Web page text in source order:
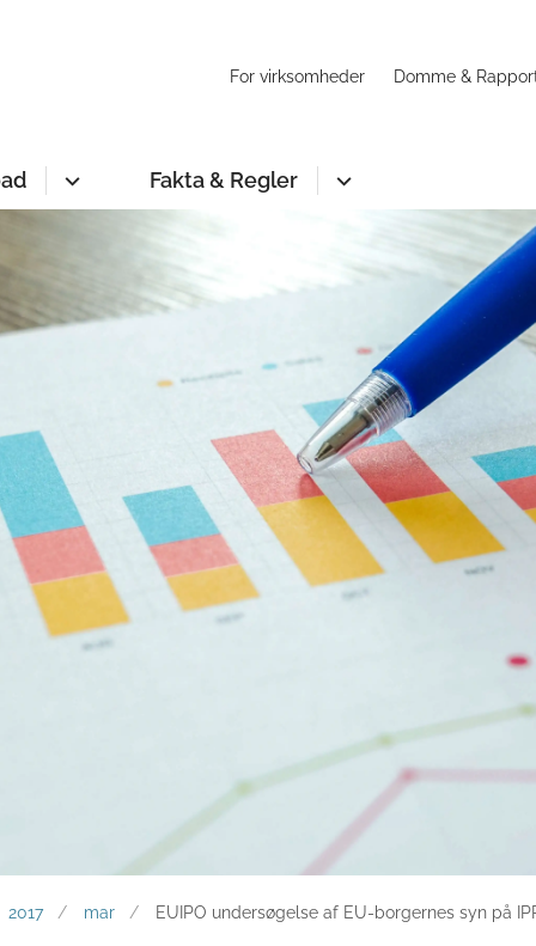
For virksomheder Domme &
Fakta & Regler
2017 mar EUIPO undersøgelse af EU-borgernes syn på